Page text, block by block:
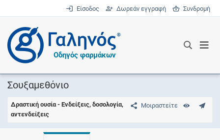
Είσοδος Δωρεάν εγγραφή Συνδρομή
®
Οδηγός φαρμάκων
Σουξαμεθόνιο
Μοιραστείτε
Δραστική ουσία - Ενδείξεις, δοσολογία,
αντενδείξεις